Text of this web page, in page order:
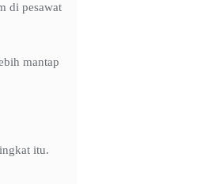
di pesawat
mantap
itu.